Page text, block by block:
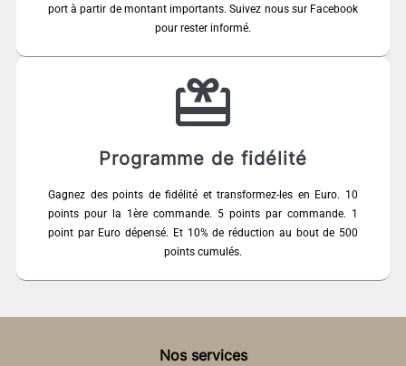
port à partir de montant importants. Suivez nous sur Facebook
pour rester informé.
Programme de fidélité
Gagnez des points de fidélité et transformez-les en Euro. 10
points pour la 1ère commande. 5 points par commande. 1
point par Euro dépensé. Et 10% de réduction au bout de 500
points cumulés.
Nos services